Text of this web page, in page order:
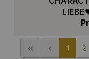
1 2